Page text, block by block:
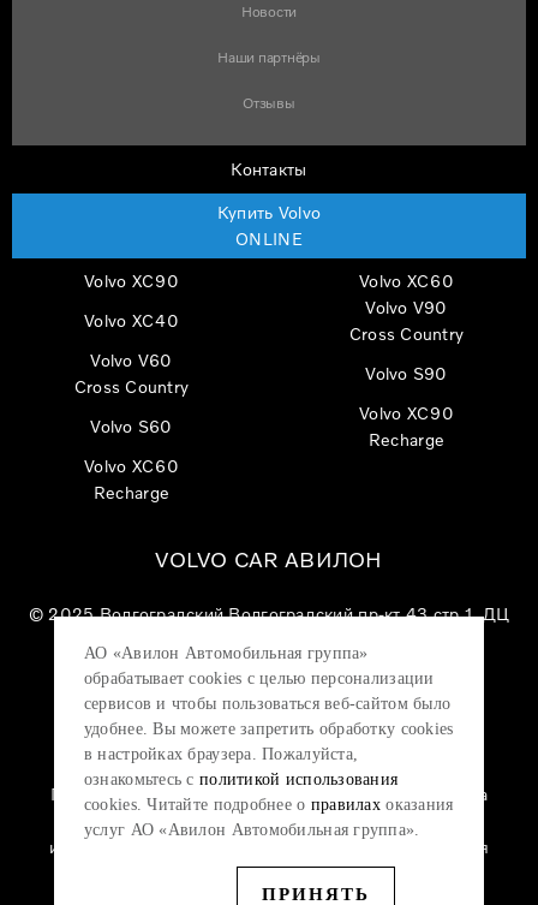
АО «Авилон Автомобильная группа»
обрабатывает cookies с целью персонализации
сервисов и чтобы пользоваться веб-сайтом было
удобнее. Вы можете запретить обработку сookies
в настройках браузера. Пожалуйста,
ознакомьтесь с политикой использования
cookies. Читайте подробнее о правилахоказания
услуг АО «Авилон Автомобильная группа».
ПРИНЯТЬ
Новости
Наши партнёры
Отзывы
Контакты
Купить Volvo
ONLINE
Volvo XC90
Volvo XC60
Volvo XC40
Volvo V90
Cross Country
Volvo V60
Cross Country
Volvo S90
Volvo S60
Volvo XC90
Recharge
Volvo XC60
Recharge
VOLVO CAR АВИЛОН
© 2025Волгоградский Волгоградский пр-кт 43 стр 1, ДЦ
АО «Авилон АГ», ОГРН 1027700000151, ИНН
7705133757.
Политика конфиденциальности
Согласие на
обработку персональных данных
использования файлов cookie
Юридическая
информация